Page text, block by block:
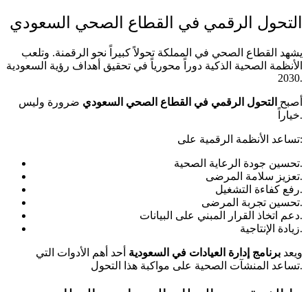
التحول الرقمي في القطاع الصحي السعودي
يشهد القطاع الصحي في المملكة تحولاً كبيراً نحو الرقمنة. وتلعب
الأنظمة الصحية الذكية دوراً محورياً في تحقيق أهداف رؤية السعودية
2030.
أصبح التحول الرقمي في القطاع الصحي السعودي ضرورة وليس
خياراً.
تساعد الأنظمة الرقمية على:
تحسين جودة الرعاية الصحية.
تعزيز سلامة المرضى.
رفع كفاءة التشغيل.
تحسين تجربة المرضى.
دعم اتخاذ القرار المبني على البيانات.
زيادة الإنتاجية.
ويعد برنامج إدارة العيادات في السعودية أحد أهم الأدوات التي
تساعد المنشآت الصحية على مواكبة هذا التحول.